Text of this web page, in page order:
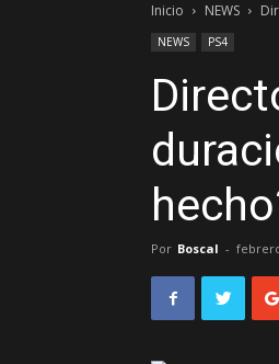
Inicio NEWS
NEWS PS4
Por Boscal -